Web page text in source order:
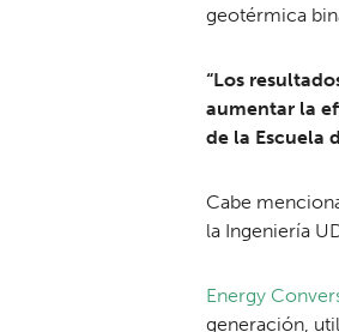
geotérmica
“Los
aumentar la
de la Escuela
Cabe
la Ingeniería
Energy
generación,